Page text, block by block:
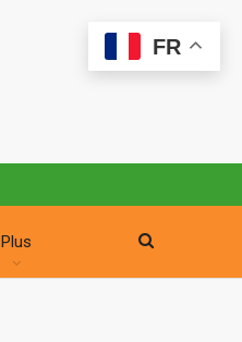
Plus
FR